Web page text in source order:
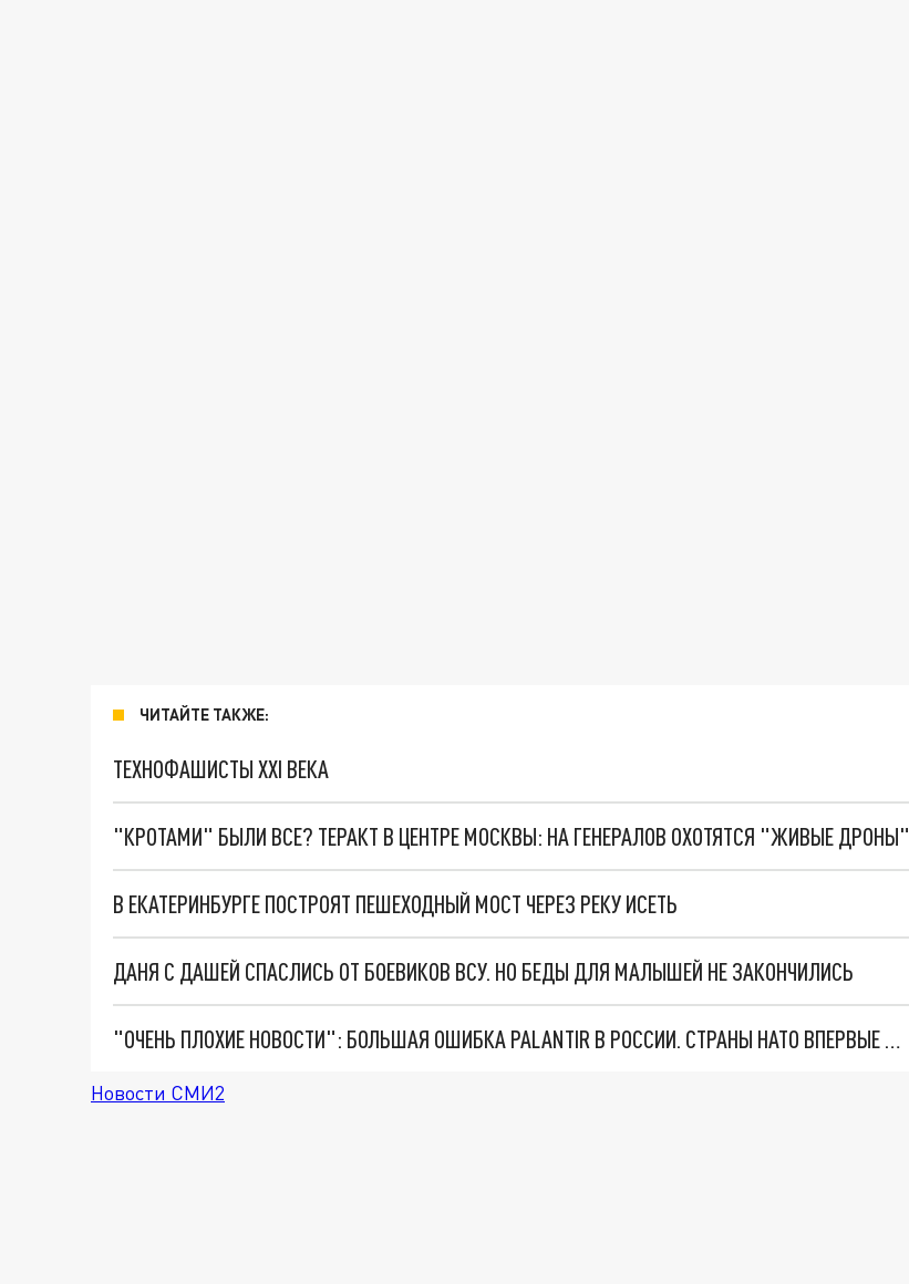
ЧИТАЙТЕ ТАКЖЕ:
ТЕХНОФАШИСТЫ XXI ВЕКА
"КРОТАМИ" БЫЛИ ВСЕ? ТЕРАКТ В ЦЕНТРЕ МОСКВЫ: НА ГЕНЕРАЛОВ ОХОТЯТСЯ "ЖИВЫЕ ДРОНЫ"
В ЕКАТЕРИНБУРГЕ ПОСТРОЯТ ПЕШЕХОДНЫЙ МОСТ ЧЕРЕЗ РЕКУ ИСЕТЬ
ДАНЯ С ДАШЕЙ СПАСЛИСЬ ОТ БОЕВИКОВ ВСУ. НО БЕДЫ ДЛЯ МАЛЫШЕЙ НЕ ЗАКОНЧИЛИСЬ
"ОЧЕНЬ ПЛОХИЕ НОВОСТИ": БОЛЬШАЯ ОШИБКА PALANTIR В РОССИИ. СТРАНЫ НАТО ВПЕРВЫЕ ЗА СВО ОСТАНОВИЛИ ПОСТАВКИ ОРУЖИЯ. ВСУ ТЕРЯЮТ ПРИГРАНИЧЬЕ?
Новости СМИ2